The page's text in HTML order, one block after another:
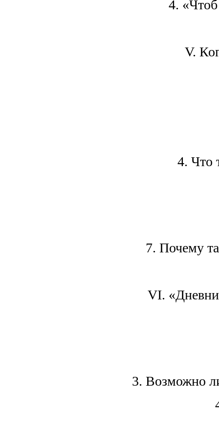
4.
V.
4. Что
7. Почему
VI.
3. Возможно